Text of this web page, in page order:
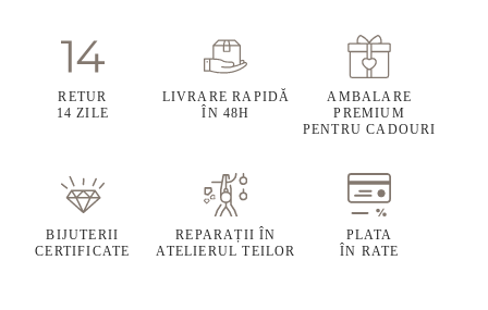
RETUR
14 ZILE
LIVRARE RAPIDĂ
ÎN 48H
AMBALARE
PREMIUM
PENTRU CADOURI
BIJUTERII
CERTIFICATE
REPARAȚII ÎN
ATELIERUL TEILOR
PLATA
ÎN RATE